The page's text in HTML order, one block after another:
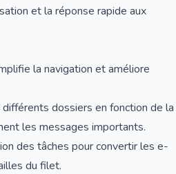
et la réponse rapide aux
la navigation et améliore
dossiers en fonction de la
les messages importants.
des tâches pour convertir les e-
du filet.